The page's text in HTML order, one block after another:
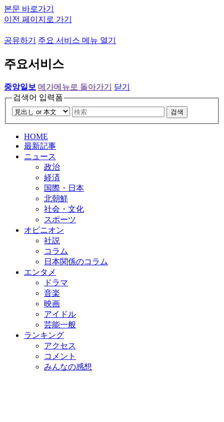
본문 바로가기
이전 페이지로 가기
공유하기 주요 서비스 메뉴 열기
주요서비스
중앙일보 메가메뉴로 돌아가기
닫기
검색어 입력폼
검색
HOME
最新記事
ニュース
政治
経済
国際・日本
北朝鮮
社会・文化
スポーツ
オピニオン
社説
コラム
日本関係のコラム
エンタメ
ドラマ
音楽
映画
アイドル
芸能一般
ランキング
アクセス
コメント
みんなの感想